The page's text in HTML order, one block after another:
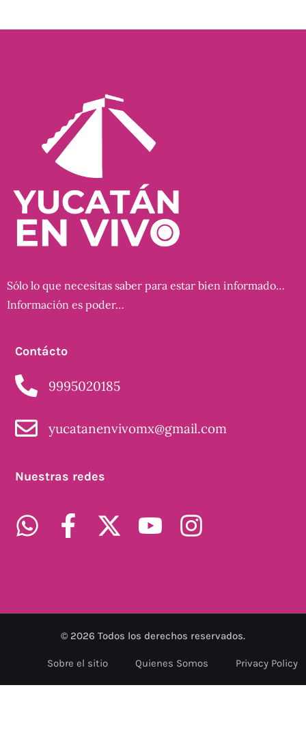
Sólo lo que necesitas saber para estar bien informado…
Información es poder…
Contácto
9995020185
yucatanenvivomx@gmail.com
Nuestras redes
© 2026 Todos los derechos reservados.
Sobre el sitio Quienes Somos Privacy Policy